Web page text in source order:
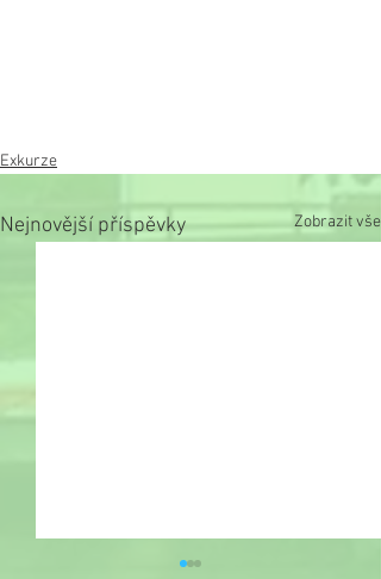
Exkurze
Nejnovější příspěvky Zobrazit vše